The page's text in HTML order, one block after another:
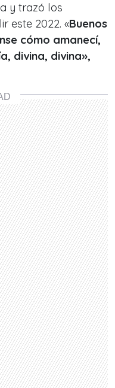
y trazó los
este 2022. «Buenos
cómo amanecí,
divina, divina»,